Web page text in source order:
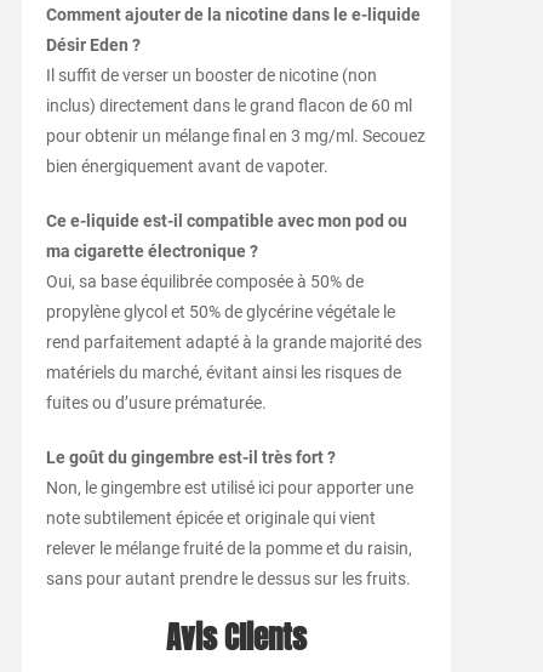
Comment ajouter de la nicotine dans le e-liquide
Désir Eden ?
Il suffit de verser un booster de nicotine (non
inclus) directement dans le grand flacon de 60 ml
pour obtenir un mélange final en 3 mg/ml. Secouez
bien énergiquement avant de vapoter.
Ce e-liquide est-il compatible avec mon pod ou
ma cigarette électronique ?
Oui, sa base équilibrée composée à 50% de
propylène glycol et 50% de glycérine végétale le
rend parfaitement adapté à la grande majorité des
matériels du marché, évitant ainsi les risques de
fuites ou d’usure prématurée.
Le goût du gingembre est-il très fort ?
Non, le gingembre est utilisé ici pour apporter une
note subtilement épicée et originale qui vient
relever le mélange fruité de la pomme et du raisin,
sans pour autant prendre le dessus sur les fruits.
Avis Clients